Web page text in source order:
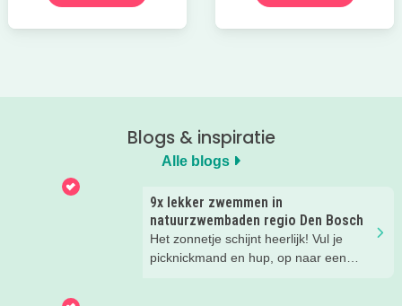
Blogs & inspiratie
Alle blogs
9x lekker zwemmen in
natuurzwembaden regio Den Bosch
Het zonnetje schijnt heerlijk! Vul je
picknickmand en hup, op naar een